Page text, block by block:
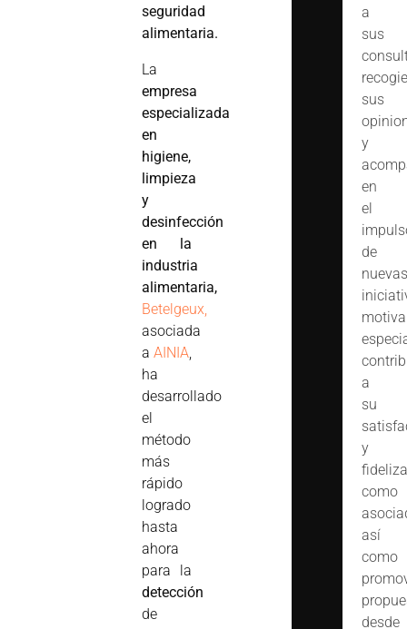
seguridad
alimentaria.
La
empresa
especializada
en
higiene,
limpieza
y
desinfección
en la
industria
alimentaria,
Betelgeux,
asociada
a AINIA,
ha
desarrollado
el
método
más
rápido
logrado
hasta
ahora
para la
detección
de
a
sus
sus
y
en
el
de
nuevas
motiva
a
su
y
como
así
como
desde